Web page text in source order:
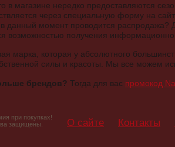
в магазине нередко предоставляются
через специальную форму на
в данный момент проводится
возможностью получения
марка, которая у абсолютного
силы и красоты. Мы все можем
брендов? Тогда для вас промокод
при покупках!
защищены.
О сайте Контакты